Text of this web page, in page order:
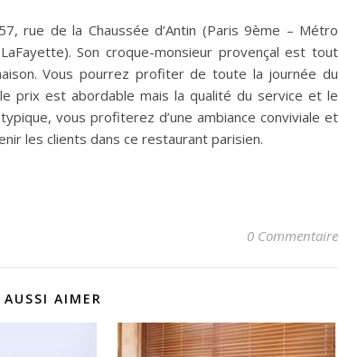
rue de la Chaussée d’Antin (Paris 9ème – Métro
LaFayette). Son croque-monsieur provençal est tout
Vous pourrez profiter de toute la journée du
prix est abordable mais la qualité du service et le
vous profiterez d’une ambiance conviviale et
les clients dans ce restaurant parisien.
0 Commentaire
AIMER